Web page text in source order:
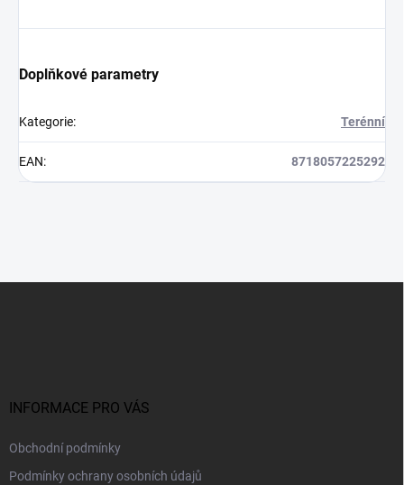
Doplňkové parametry
Kategorie: Terénní
EAN: 8718057225292
INFORMACE PRO VÁS
Obchodní podmínky
Podmínky ochrany osobních údajů